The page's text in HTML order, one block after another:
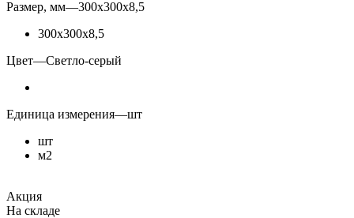
Размер, мм—300х300х8,5
300х300х8,5
Цвет—Светло-серый
Единица измерения—шт
шт
м2
Акция
На складе